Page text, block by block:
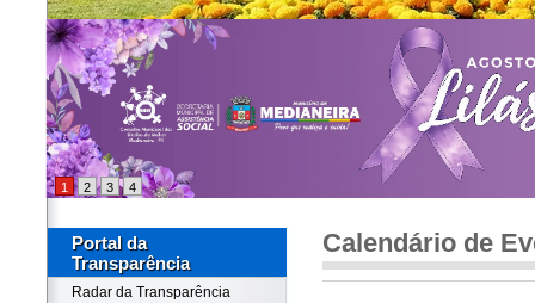
CONHEÇA MEDIANEIRA
1 2 3 4
Portal da
Transparência
Radar da Transparência
Calendário de